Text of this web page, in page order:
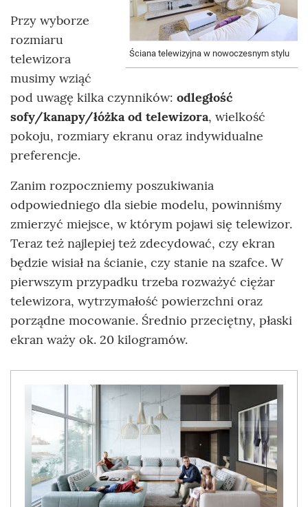
Ściana telewizyjna w nowoczesnym stylu
Przy wyborze
rozmiaru
telewizora
musimy wziąć
pod uwagę kilka czynników: odległość
sofy/kanapy/łóżka od telewizora, wielkość
pokoju, rozmiary ekranu oraz indywidualne
preferencje.
Zanim rozpoczniemy poszukiwania
odpowiedniego dla siebie modelu, powinniśmy
zmierzyć miejsce, w którym pojawi się telewizor.
Teraz też najlepiej też zdecydować, czy ekran
będzie wisiał na ścianie, czy stanie na szafce. W
pierwszym przypadku trzeba rozważyć ciężar
telewizora, wytrzymałość powierzchni oraz
porządne mocowanie. Średnio przeciętny, płaski
ekran waży ok. 20 kilogramów.